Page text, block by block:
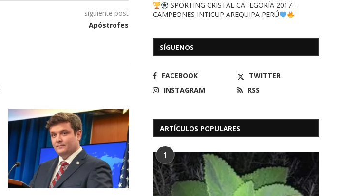
siguiente post
Apóstrofes
SPORTING CRISTAL CATEGORÍA 2017 –
CAMPEONES INTICUP AREQUIPA PERÚ
SÍGUENOS
FACEBOOK
TWITTER
INSTAGRAM
RSS
ARTÍCULOS POPULARES
1